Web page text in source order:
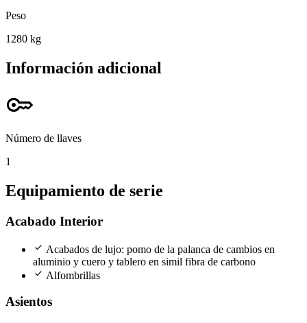
Peso
1280 kg
Información adicional
key
Número de llaves
1
Equipamiento de serie
Acabado Interior
check Acabados de lujo: pomo de la palanca de cambios en
aluminio y cuero y tablero en simil fibra de carbono
check Alfombrillas
Asientos